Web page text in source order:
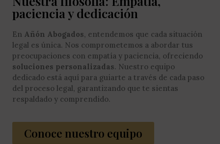
paciencia y dedicación
En Añón Abogados, entendemos que cada situación
legal es única. Nos comprometemos a abordar tus
preocupaciones con empatía y paciencia, ofreciendo
soluciones personalizadas. Nuestro equipo
dedicado está aquí para guiarte a través de cada paso
del proceso legal, garantizando que te sientas
respaldado y comprendido.
Conoce nuestro equipo